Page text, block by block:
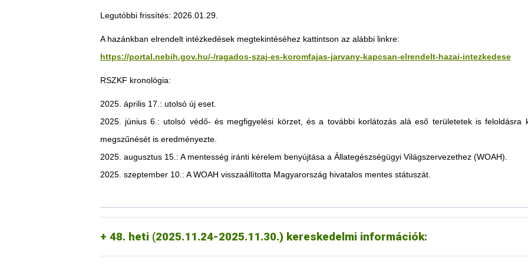
Legutóbbi frissítés: 2026.01.29.
A hazánkban elrendelt intézkedések megtekintéséhez kattintson az alábbi linkre:
https://portal.nebih.gov.hu/-/ragados-szaj-es-koromfajas-jarvany-kapcsan-elrendelt-hazai-intezkedese
RSZKF kronológia:
2025. április 17.: utolsó új eset.
2025. június 6.: utolsó védő- és megfigyelési körzet, és a további korlátozás alá eső területetek is feloldásra
megszűnését is eredményezte.
2025. augusztus 15.: A mentesség iránti kérelem benyújtása a Állategészségügyi Világszervezethez (WOAH).
2025. szeptember 10.: A WOAH visszaállította Magyarország hivatalos mentes státuszát.
48. heti (2025.11.24-2025.11.30.) kereskedelmi információk:
Ukrajna2025. november 25-én érkezett értesítés szerint az ukrán hatóság minden, az RSzKF miatt elrendelt
dátummal.
Szerbia2025. november 26-án érkezett értesítés szerint a szerb hatóság feloldott minden, RSzKF miatt
Mexikó2025. október 23-án kelt értesítés szerint feloldotta RSzKF vonatkozásában az alábbi termékekre
- Feldolgozott kiegészítő kisállateledel
- táplálékkiegészítők, kiegészítők, adalékanyagok, aromák
- nem szerelt vadásztrófeák
az alábbiak vonatkozásában:
Élő, vágásra és tenyésztésre szánt szarvasmarhák;
Chile
A chilei állategészségügyi hatóság tájékoztatása értelmében feloldották a 2025 márciusában RSzKF miatt
vonatkozásában:
sertéshús,
tej és tejtermékek,